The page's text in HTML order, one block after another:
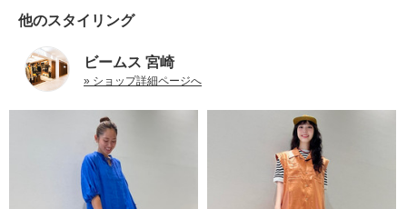
他のスタイリング
ビームス 宮崎
» ショップ詳細ページへ